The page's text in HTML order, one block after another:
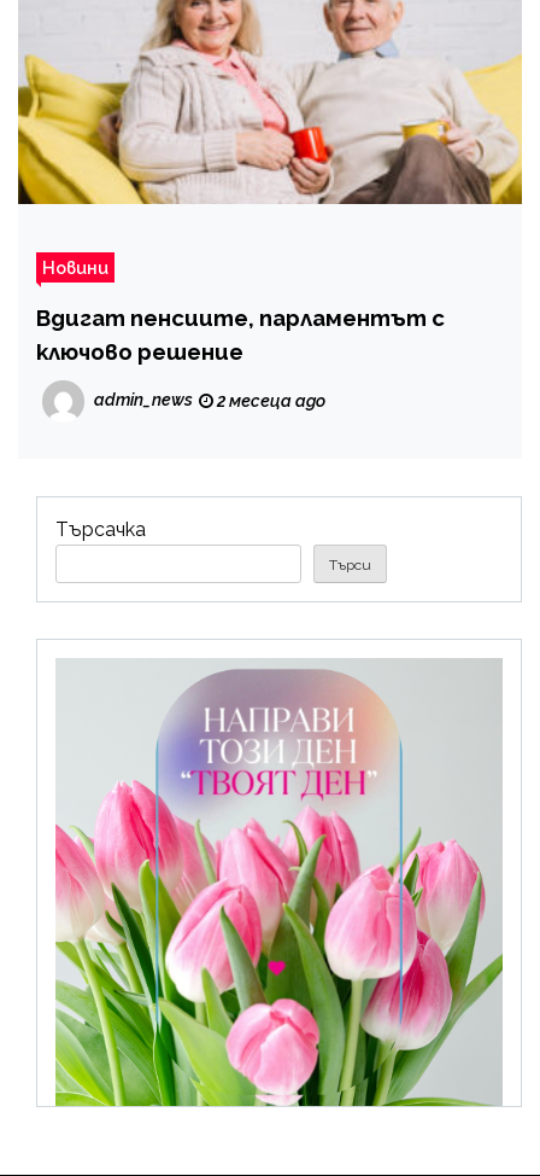
Новини
Вдигат пенсиите, парламентът с
ключово решение
admin_news 2 месеца ago
Търсачка
Търси